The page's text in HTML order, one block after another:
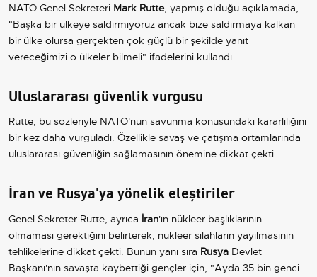
NATO Genel Sekreteri Mark Rutte, yapmış olduğu açıklamada,
"Başka bir ülkeye saldırmıyoruz ancak bize saldırmaya kalkan
bir ülke olursa gerçekten çok güçlü bir şekilde yanıt
vereceğimizi o ülkeler bilmeli" ifadelerini kullandı.
Uluslararası güvenlik vurgusu
Rutte, bu sözleriyle NATO'nun savunma konusundaki kararlılığını
bir kez daha vurguladı. Özellikle savaş ve çatışma ortamlarında
uluslararası güvenliğin sağlamasının önemine dikkat çekti.
İran ve Rusya'ya yönelik eleştiriler
Genel Sekreter Rutte, ayrıca İran'ın nükleer başlıklarının
olmaması gerektiğini belirterek, nükleer silahların yayılmasının
tehlikelerine dikkat çekti. Bunun yanı sıra Rusya Devlet
Başkanı'nın savaşta kaybettiği gençler için, "Ayda 35 bin genci